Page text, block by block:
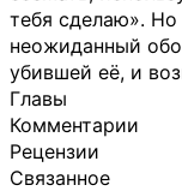
тебя сделаю».
неожиданный
убившей её, и
Главы
Комментарии
Рецензии
Связанное